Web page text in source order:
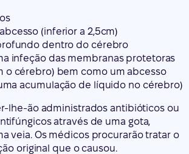
(inferior a 2,5cm)
dentro do cérebro
infeção das membranas protetoras
o cérebro) bem como um abcesso
acumulação de líquido no cérebro)
lhe-ão administrados antibióticos ou
através de uma gota,
veia. Os médicos procurarão tratar o
original que o causou.